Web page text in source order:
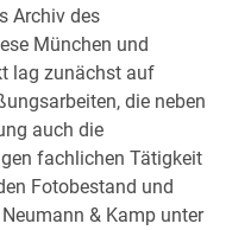
Archiv des
München und
lag zunächst auf
die neben
auch die
fachlichen Tätigkeit
Fotobestand und
& Kamp unter